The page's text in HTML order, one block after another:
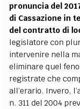
pronuncia del
di Cassazione in
del contratto di
legislatore con
intervenire nella
eliminare quel
registrate che
all’erario. Invero,
n. 311 del 2004